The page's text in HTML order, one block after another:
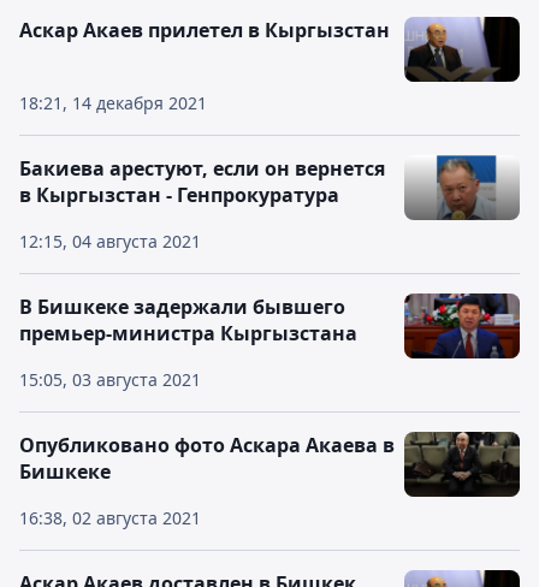
18:21, 14 декабря 2021
Аскар Акаев прилетел в Кыргызстан
12:15, 04 августа 2021
Бакиева арестуют, если он вернется
в Кыргызстан - Генпрокуратура
15:05, 03 августа 2021
В Бишкеке задержали бывшего
премьер-министра Кыргызстана
16:38, 02 августа 2021
Опубликовано фото Аскара Акаева в
Бишкеке